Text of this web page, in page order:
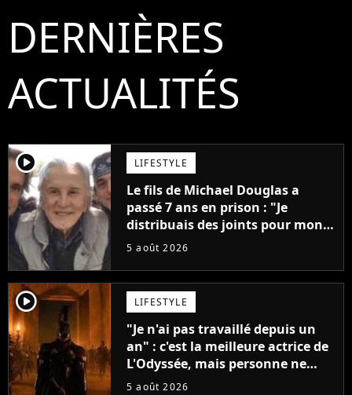
DERNIÈRES
ACTUALITÉS
player2 LIFESTYLE
Le fils de Michael Douglas a
passé 7 ans en prison : "Je
distribuais des joints pour mon
père"
5 août 2026
player2 LIFESTYLE
"Je n'ai pas travaillé depuis un
an" : c'est la meilleure actrice de
L'Odyssée, mais personne ne
veut lui donner de rôle au
5 août 2026